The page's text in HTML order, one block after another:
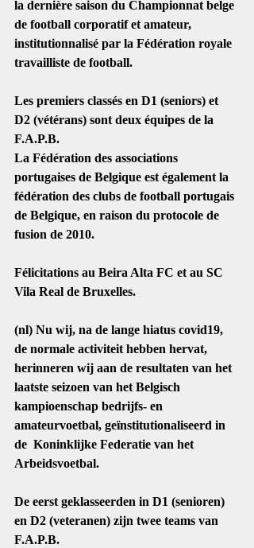
la dernière saison du Championnat belge
de football corporatif et amateur,
institutionnalisé par la Fédération royale
travailliste de football.
Les premiers classés en D1 (seniors) et
D2 (vétérans) sont deux équipes de la
F.A.P.B.
La Fédération des associations
portugaises de Belgique est également la
fédération des clubs de football portugais
de Belgique, en raison du protocole de
fusion de 2010.
Félicitations au Beira Alta FC et au SC
Vila Real de Bruxelles.
(nl) Nu wij, na de lange hiatus covid19,
de normale activiteit hebben hervat,
herinneren wij aan de resultaten van het
laatste seizoen van het Belgisch
kampioenschap bedrijfs- en
amateurvoetbal, geïnstitutionaliseerd in
de  Koninklijke Federatie van het
Arbeidsvoetbal.
De eerst geklasseerden in D1 (senioren)
en D2 (veteranen) zijn twee teams van
F.A.P.B.